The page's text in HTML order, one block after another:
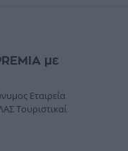
με
Εταιρεία
Τουριστικαί